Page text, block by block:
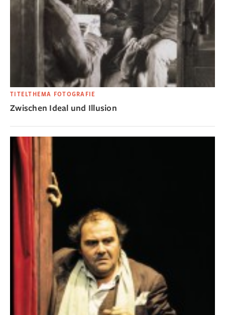
TITELTHEMA FOTOGRAFIE
Zwischen Ideal und Illusion